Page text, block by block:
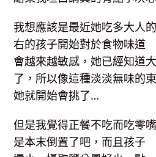
我想應該是最近她吃多大人
右的孩子開始對於食物味道
會越來越敏感，她已經知道
了，所以像這種淡淡無味的
她就開始會挑了…
但是我覺得正餐不吃而吃零
是本末倒置了吧，而且孩子